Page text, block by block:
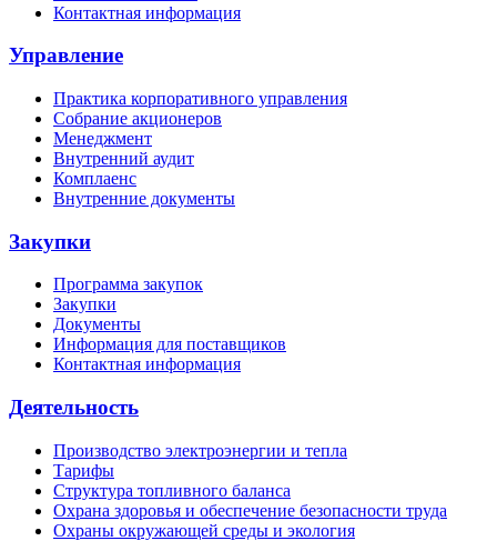
Контактная информация
Управление
Практика корпоративного управления
Собрание акционеров
Менеджмент
Внутренний аудит
Комплаенс
Внутренние документы
Закупки
Программа закупок
Закупки
Документы
Информация для поставщиков
Контактная информация
Деятельность
Производство электроэнергии и тепла
Тарифы
Структура топливного баланса
Охрана здоровья и обеспечение безопасности труда
Охраны окружающей среды и экология